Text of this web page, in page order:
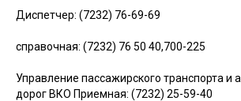
Диспетчер: (7232) 76-69-69
справочная: (7232) 76 50 40,700-225
Управление пассажирского транспорта и
дорог ВКО Приемная: (7232) 25-59-40